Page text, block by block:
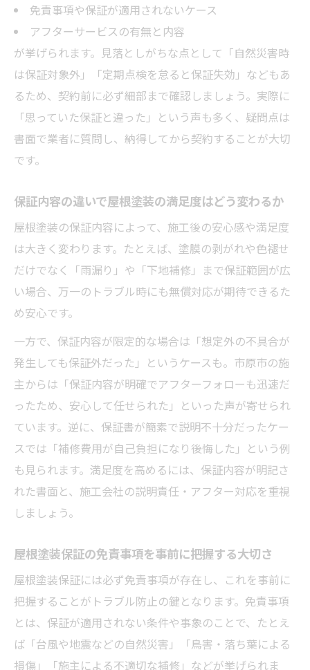
免責事項や保証が適用されないケース
アフターサービスの有無と内容
が挙げられます。見落としがちな点として「自然災害時
は保証対象外」「定期点検を怠ると保証失効」などもあ
るため、契約前に必ず細部まで確認しましょう。実際に
「思っていた保証と違った」という声も多く、疑問点は
書面で業者に質問し、納得してから契約することが大切
です。
保証内容の違いで屋根塗装の満足度はどう変わるか
屋根塗装の保証内容によって、施工後の安心感や満足度
は大きく変わります。たとえば、塗膜の剥がれや色褪せ
だけでなく「雨漏り」や「下地補修」まで保証範囲が広
い場合、万一のトラブル時にも無償対応が期待できるた
め安心です。
一方で、保証内容が限定的な場合は「想定外の不具合が
発生しても保証外だった」というケースも。市原市の施
主からは「保証内容が明確でアフターフォローも迅速だ
ったため、安心して任せられた」といった声が寄せられ
ています。逆に、保証書が簡素で説明不十分だったケー
スでは「補修費用が自己負担になり後悔した」という例
も見られます。満足度を高めるには、保証内容が明記さ
れた書面と、施工会社の説明責任・アフター対応を重視
しましょう。
屋根塗装保証の免責事項を事前に把握する大切さ
屋根塗装保証には必ず免責事項が存在し、これを事前に
把握することがトラブル防止の鍵となります。免責事項
とは、保証が適用されない条件や事象のことで、たとえ
ば「台風や地震などの自然災害」「鳥害・落ち葉による
損傷」「施主による不適切な補修」などが挙げられま